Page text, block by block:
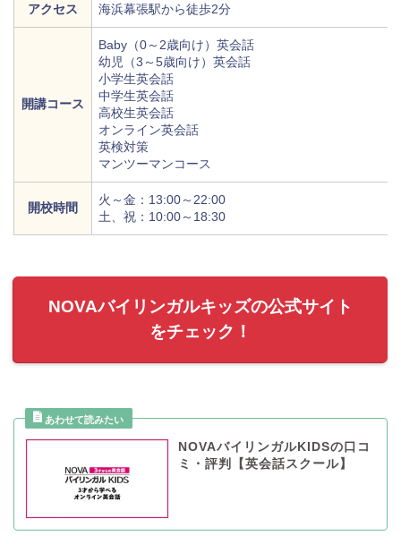
アクセス 海浜幕張駅から徒歩2分
開講コース
Baby（0～2歳向け）英会話
幼児（3～5歳向け）英会話
小学生英会話
中学生英会話
高校生英会話
オンライン英会話
英検対策
マンツーマンコース
開校時間
火～金：13:00～22:00
土、祝：10:00～18:30
NOVAバイリンガルキッズの公式サイト
をチェック！
NOVAバイリンガルKIDSの口コ
ミ・評判【英会話スクール】